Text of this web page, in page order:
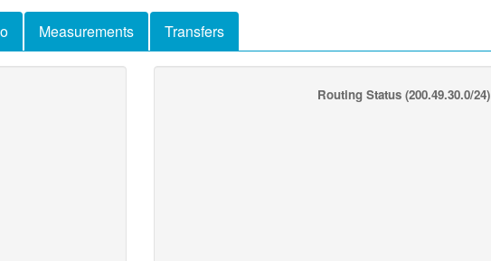
Measurements Transfers
Routing Status(200.49.30.0/24)